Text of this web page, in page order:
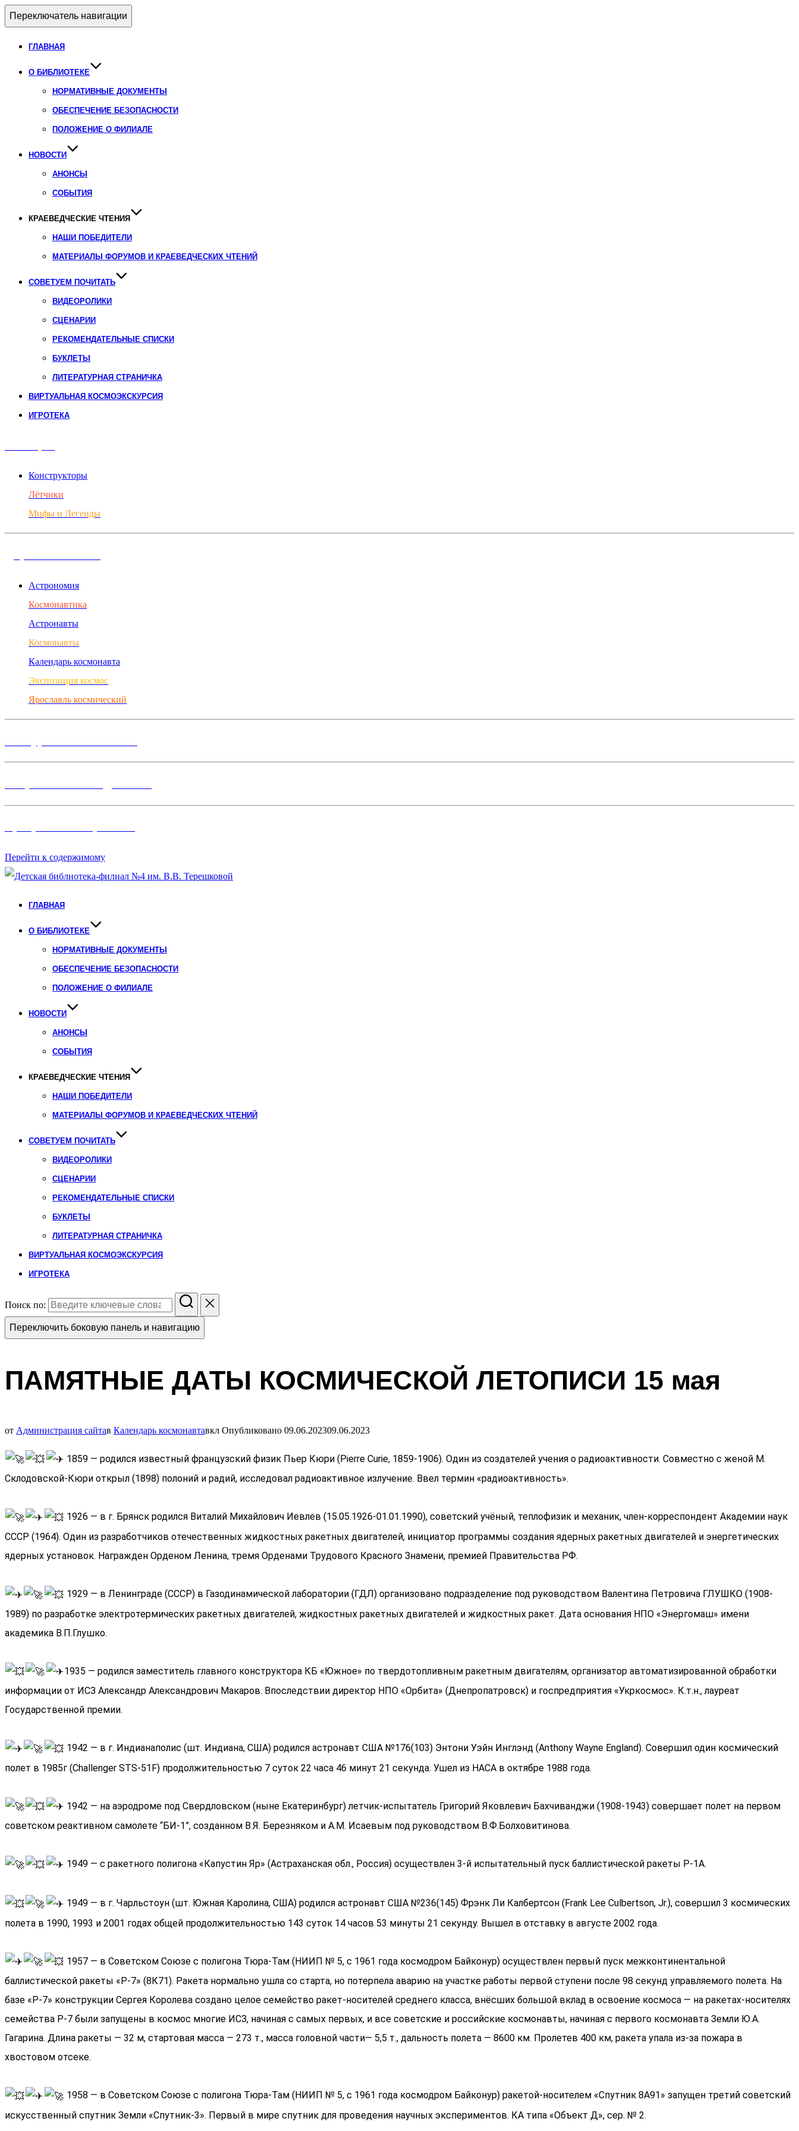
Переключатель навигации
ГЛАВНАЯ
О БИБЛИОТЕКЕ
НОРМАТИВНЫЕ ДОКУМЕНТЫ
ОБЕСПЕЧЕНИЕ БЕЗОПАСНОСТИ
ПОЛОЖЕНИЕ О ФИЛИАЛЕ
НОВОСТИ
АНОНСЫ
СОБЫТИЯ
КРАЕВЕДЧЕСКИЕ ЧТЕНИЯ
НАШИ ПОБЕДИТЕЛИ
МАТЕРИАЛЫ ФОРУМОВ И КРАЕВЕДЧЕСКИХ ЧТЕНИЙ
СОВЕТУЕМ ПОЧИТАТЬ
ВИДЕОРОЛИКИ
СЦЕНАРИИ
РЕКОМЕНДАТЕЛЬНЫЕ СПИСКИ
БУКЛЕТЫ
ЛИТЕРАТУРНАЯ СТРАНИЧКА
ВИРТУАЛЬНАЯ КОСМОЭКСКУРСИЯ
ИГРОТЕКА
Конструкторы
Лётчики
Мифы и Легенды
Астрономия
Космонавтика
Астронавты
Космонавты
Календарь космонавта
Экспозиция космос
Ярославль космический
Перейти к содержимому
ГЛАВНАЯ
О БИБЛИОТЕКЕ
НОРМАТИВНЫЕ ДОКУМЕНТЫ
ОБЕСПЕЧЕНИЕ БЕЗОПАСНОСТИ
ПОЛОЖЕНИЕ О ФИЛИАЛЕ
НОВОСТИ
АНОНСЫ
СОБЫТИЯ
КРАЕВЕДЧЕСКИЕ ЧТЕНИЯ
НАШИ ПОБЕДИТЕЛИ
МАТЕРИАЛЫ ФОРУМОВ И КРАЕВЕДЧЕСКИХ ЧТЕНИЙ
СОВЕТУЕМ ПОЧИТАТЬ
ВИДЕОРОЛИКИ
СЦЕНАРИИ
РЕКОМЕНДАТЕЛЬНЫЕ СПИСКИ
БУКЛЕТЫ
ЛИТЕРАТУРНАЯ СТРАНИЧКА
ВИРТУАЛЬНАЯ КОСМОЭКСКУРСИЯ
ИГРОТЕКА
Поиск по:
Переключить боковую панель и навигацию
ПАМЯТНЫЕ ДАТЫ КОСМИЧЕСКОЙ ЛЕТОПИСИ 15 мая
от Администрация сайтав Календарь космонавтавкл Опубликовано 09.06.202309.06.2023
1859 — родился известный французский физик Пьер Кюри (Pierre Curie, 1859-1906). Один из создателей учения о радиоактивности. Совместно с женой М.
Склодовской-Кюри открыл (1898) полоний и радий, исследовал радиоактивное излучение. Ввел термин «радиоактивность».
1926 — в г. Брянск родился Виталий Михайлович Иевлев (15.05.1926-01.01.1990), советский учёный, теплофизик и механик, член-корреспондент Академии наук
СССР (1964). Один из разработчиков отечественных жидкостных ракетных двигателей, инициатор программы создания ядерных ракетных двигателей и энергетических
ядерных установок. Награжден Орденом Ленина, тремя Орденами Трудового Красного Знамени, премией Правительства РФ.
1929 — в Ленинграде (СССР) в Газодинамической лаборатории (ГДЛ) организовано подразделение под руководством Валентина Петровича ГЛУШКО (1908-
1989) по разработке электротермических ракетных двигателей, жидкостных ракетных двигателей и жидкостных ракет. Дата основания НПО «Энергомаш» имени
академика В.П.Глушко.
1935 — родился заместитель главного конструктора КБ «Южное» по твердотопливным ракетным двигателям, организатор автоматизированной обработки
информации от ИСЗ Александр Александрович Макаров. Впоследствии директор НПО «Орбита» (Днепропатровск) и госпредприятия «Укркосмос». К.т.н., лауреат
Государственной премии.
1942 — в г. Индианаполис (шт. Индиана, США) родился астронавт США №176(103) Энтони Уэйн Инглэнд (Anthony Wayne England). Совершил один космический
полет в 1985г (Challenger STS-51F) продолжительностью 7 суток 22 часа 46 минут 21 секунда. Ушел из НАСА в октябре 1988 года.
1942 — на аэродроме под Свердловском (ныне Екатеринбург) летчик-испытатель Григорий Яковлевич Бахчиванджи (1908-1943) совершает полет на первом
советском реактивном самолете “БИ-1”, созданном В.Я. Березняком и А.М. Исаевым под руководством В.Ф.Болховитинова.
1949 — с ракетного полигона «Капустин Яр» (Астраханская обл., Россия) осуществлен 3-й испытательный пуск баллистической ракеты Р-1А.
1949 — в г. Чарльстоун (шт. Южная Каролина, США) родился астронавт США №236(145) Фрэнк Ли Калбертсон (Frank Lee Culbertson, Jr.), совершил 3 космических
полета в 1990, 1993 и 2001 годах общей продолжительностью 143 суток 14 часов 53 минуты 21 секунду. Вышел в отставку в августе 2002 года.
1957 — в Советском Союзе с полигона Тюра-Там (НИИП № 5, с 1961 года космодром Байконур) осуществлен первый пуск межконтинентальной
баллистической ракеты «Р-7» (8К71). Ракета нормально ушла со старта, но потерпела аварию на участке работы первой ступени после 98 секунд управляемого полета. На
базе «Р-7» конструкции Сергея Королева создано целое семейство ракет-носителей среднего класса, внёсших большой вклад в освоение космоса — на ракетах-носителях
семейства Р-7 были запущены в космос многие ИСЗ, начиная с самых первых, и все советские и российские космонавты, начиная с первого космонавта Земли Ю.А.
Гагарина. Длина ракеты — 32 м, стартовая масса — 273 т., масса головной части— 5,5 т., дальность полета — 8600 км. Пролетев 400 км, ракета упала из-за пожара в
хвостовом отсеке.
1958 — в Советском Союзе с полигона Тюра-Там (НИИП № 5, с 1961 года космодром Байконур) ракетой-носителем «Спутник 8А91» запущен третий советский
искусственный спутник Земли «Спутник-3». Первый в мире спутник для проведения научных экспериментов. КА типа «Объект Д», сер. № 2.